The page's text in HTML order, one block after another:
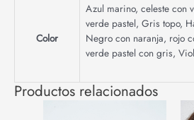
Color
Azul marino, celeste con
verde pastel, Gris topo,
Negro con naranja, rojo
verde pastel con gris,
Productos relacionados